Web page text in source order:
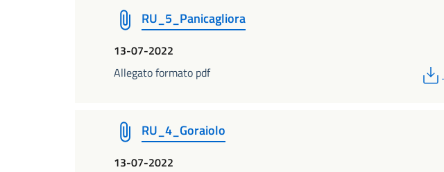
RU_5_Panicagliora
13-07-2022
Allegato formato pdf
RU_4_Goraiolo
13-07-2022